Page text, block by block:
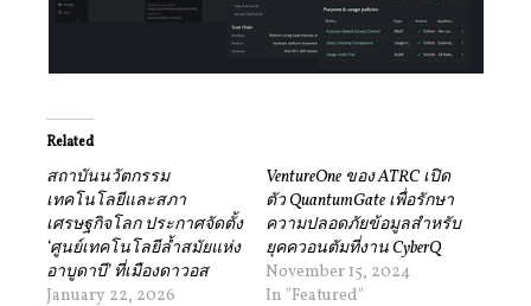
Related
สถาบันนวัตกรรม
เทคโนโลยีและสภา
เศรษฐกิจโลก ประกาศจัดตั้ง
‘ศูนย์เทคโนโลยีล้ำสมัยแห่ง
อาบูดาบี’ ที่เมืองดาวอส
January 22, 2026
VentureOne ของ ATRC เปิด
ตัว QuantumGate เพื่อรักษา
ความปลอดภัยข้อมูลสำหรับ
ยุคควอนตัมที่งาน CyberQ
November 15, 2024
In "Featured"